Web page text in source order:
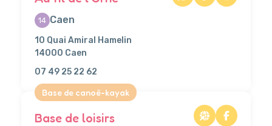
14 Caen
10 Quai Amiral Hamelin
14000 Caen
07 49 25 22 62
Base de canoë-kayak
Base de loisirs